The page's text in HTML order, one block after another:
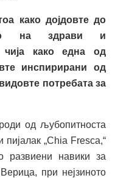
како дојдовте до
на здрави и
чија како една од
инспирирани од
потребата за
од љубопитноста
пијалак „Chia Fresca,“
развиени навики за
при нејзиното